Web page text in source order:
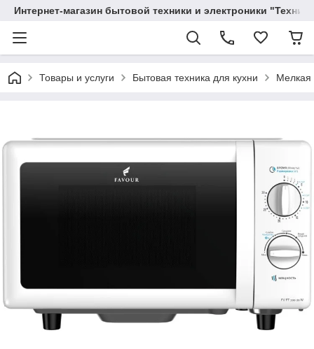
Интернет-магазин бытовой техники и электроники
Товары и услуги Бытовая техника для кухни Мелкая